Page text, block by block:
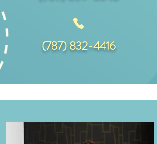
(787) 832-4416